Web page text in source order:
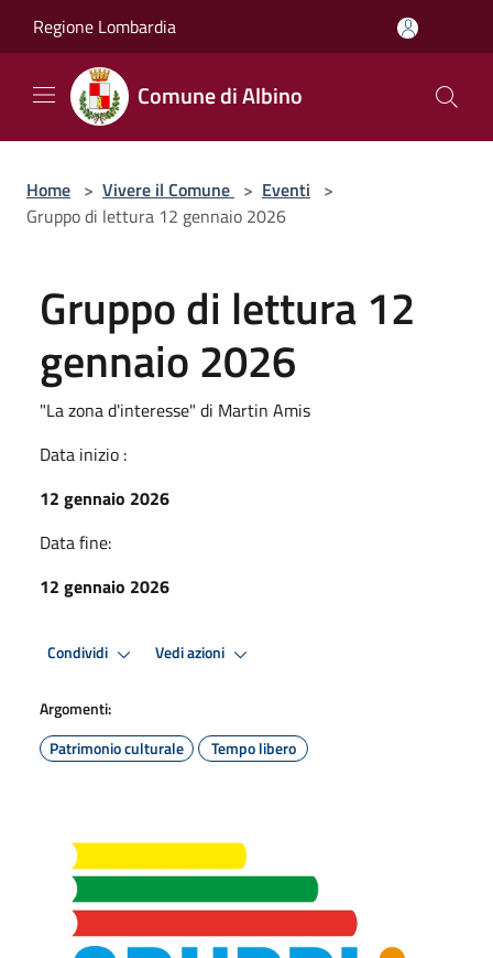
Regione Lombardia
Comune di Albino
Home > Vivere il Comune > Eventi >
Gruppo di lettura 12 gennaio 2026
Gruppo di lettura 12
gennaio 2026
"La zona d'interesse" di Martin Amis
Data inizio :
12 gennaio 2026
Data fine:
12 gennaio 2026
Condividi Vedi azioni
Argomenti:
Patrimonio culturale
Tempo libero